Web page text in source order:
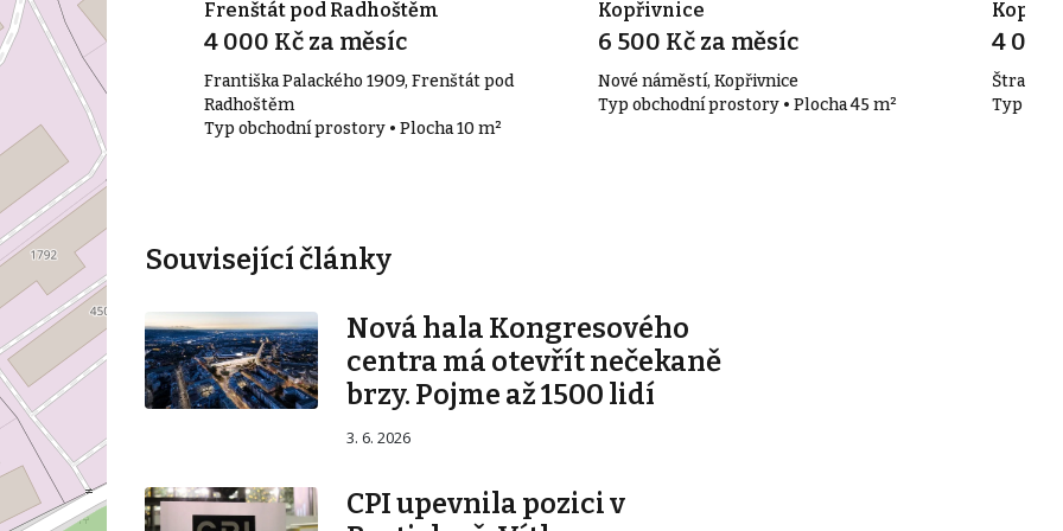
582 m²
Frenštát pod Radhoštěm
4 000 Kč za měsíc
Františka Palackého 1909, Frenštát pod
Radhoštěm
Typ obchodní prostory • Plocha 10 m²
Kopřivnice
6 500 Kč za měsíc
Nové náměstí, Kopřivnice
Typ obchodní prostory • Plocha 45 m²
4 000
Typ
Související články
Nová hala Kongresového
centra má otevřít nečekaně
brzy. Pojme až 1500 lidí
3. 6. 2026
CPI upevnila pozici v